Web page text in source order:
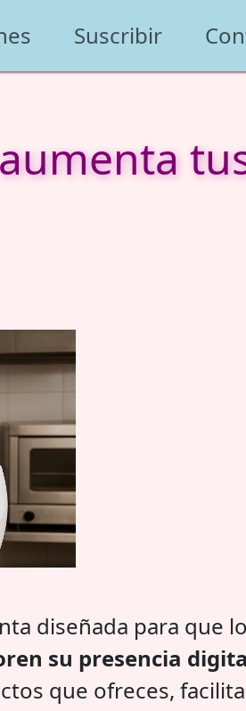
Suscribir
diseñada para que
su presencia
que ofreces,